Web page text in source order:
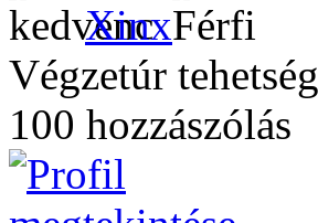
Xinx
Végzetúr tehetség
100 hozzászólás